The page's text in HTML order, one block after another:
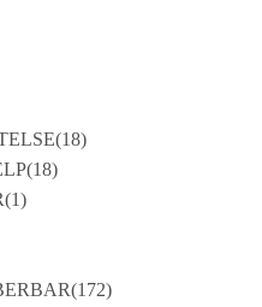
(18)
(18)
(1)
(172)